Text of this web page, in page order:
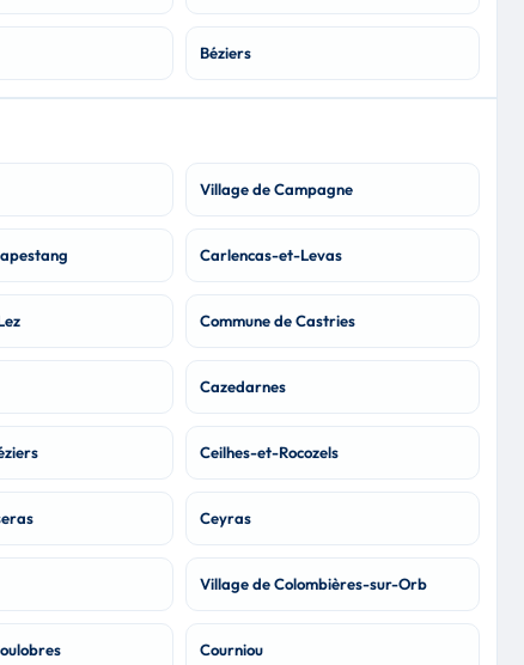
Béziers
Village de Campagne
Carlencas-et-Levas
Commune de Castries
Cazedarnes
Ceilhes-et-Rocozels
Ceyras
Village de Colombières-sur-Orb
Courniou